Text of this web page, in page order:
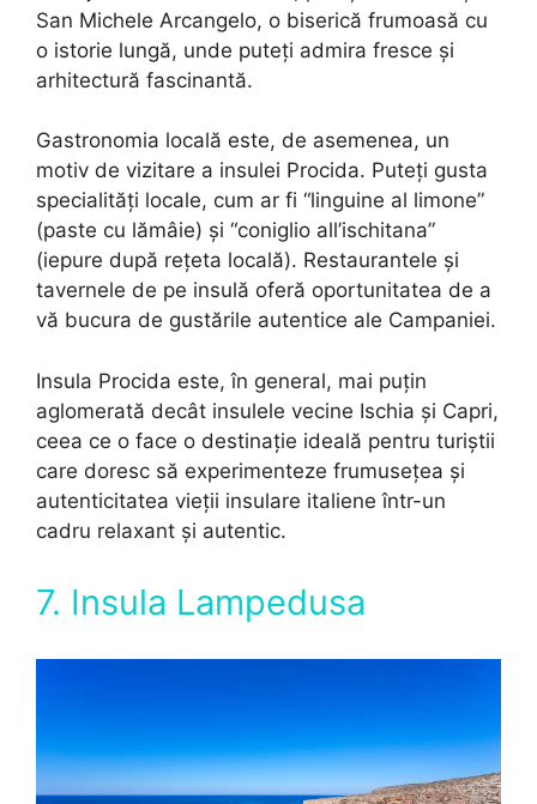
San Michele Arcangelo, o biserică frumoasă cu
o istorie lungă, unde puteți admira fresce și
arhitectură fascinantă.
Gastronomia locală este, de asemenea, un
motiv de vizitare a insulei Procida. Puteți gusta
specialități locale, cum ar fi “linguine al limone”
(paste cu lămâie) și “coniglio all’ischitana”
(iepure după rețeta locală). Restaurantele și
tavernele de pe insulă oferă oportunitatea de a
vă bucura de gustările autentice ale Campaniei.
Insula Procida este, în general, mai puțin
aglomerată decât insulele vecine Ischia și Capri,
ceea ce o face o destinație ideală pentru turiștii
care doresc să experimenteze frumusețea și
autenticitatea vieții insulare italiene într-un
cadru relaxant și autentic.
7. Insula Lampedusa